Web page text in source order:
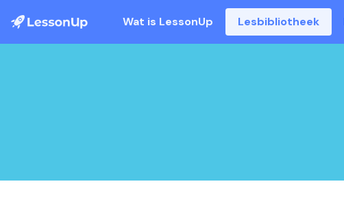
Wat is LessonUp Lesbibliotheek